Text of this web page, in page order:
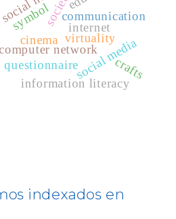
Premier - EBSCO -
virtuality
computer network
communication
social media
information literacy
questionnaire
cinema
symbol
crafts
internet
indexados en